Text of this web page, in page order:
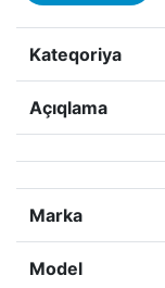
Kateqoriya
Açıqlama
Marka
Model